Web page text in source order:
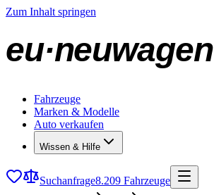
Zum Inhalt springen
eu·neuwagen
Fahrzeuge
Marken & Modelle
Auto verkaufen
Wissen & Hilfe
Suchanfrage8.209 Fahrzeuge